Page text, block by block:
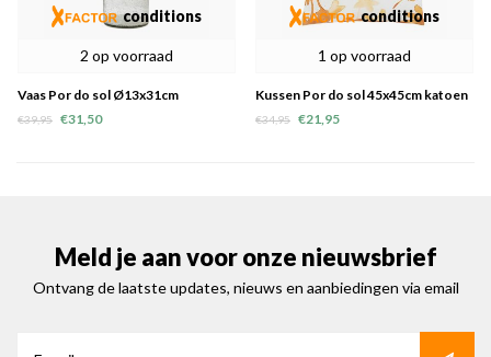
2 op voorraad
conditions
Vaas Por do sol Ø13x31cm
€39,95 €31,50
1 op voorraad
conditions
Kussen Por do sol 45x45cm katoen
- laatste 4
€34,95 €21,95
Meld je aan voor onze nieuwsbrief
Ontvang de laatste updates, nieuws en aanbiedingen via email